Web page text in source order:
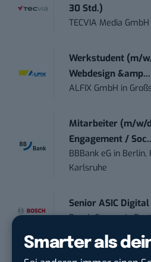
Smarter als
30 Std.)
TECVIA Media GmbH
Werkstudent (m/
Webdesign &amp...
ALFIX GmbH in
Mitarbeiter (m/w/
Engagement /
BBBank eG in Berlin,
Karlsruhe
Senior ASIC Digital
Bosch Gruppein